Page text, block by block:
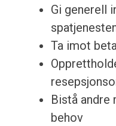
Gi generell
Ta imot
Bistå andre
behov